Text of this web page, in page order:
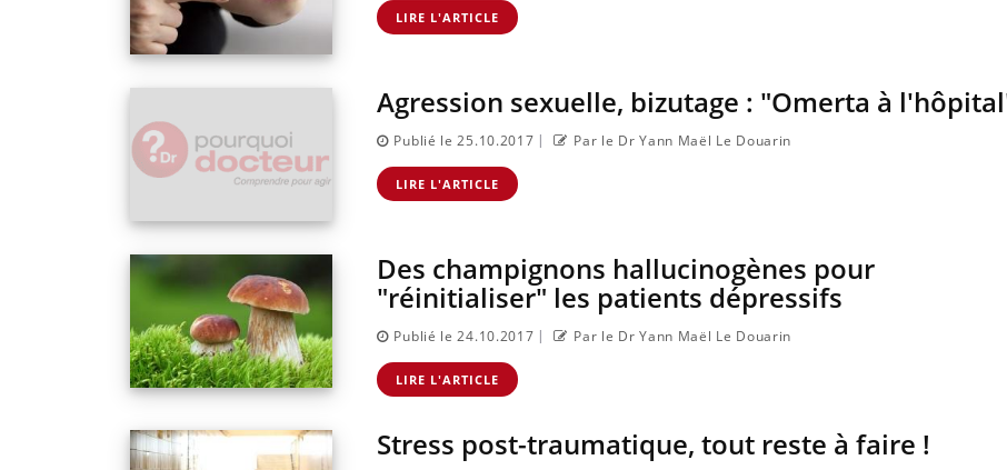
LIRE L'ARTICLE
Agression sexuelle, bizutage : "Omerta à
Publié le 25.10.2017 | Par le Dr Yann Maël Le Douarin
LIRE L'ARTICLE
Des champignons hallucinogènes pour
"réinitialiser" les patients dépressifs
Publié le 24.10.2017 | Par le Dr Yann Maël Le Douarin
LIRE L'ARTICLE
Stress post-traumatique, tout reste à faire !